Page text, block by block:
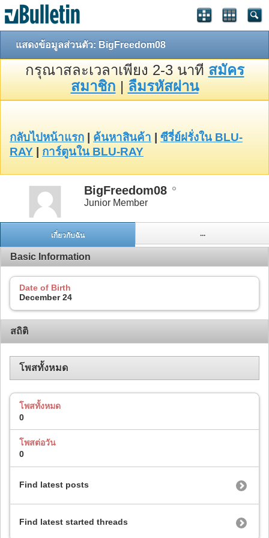
แสดงข้อมูลส่วนตัว: BigFreedom08
กรุณาสละเวลาเพียง 2-3 นาที สมัคร
สมาชิก | ลืมรหัสผ่าน
กลับไปหน้าแรก ค้นหาสินค้า
ซีรี่ย์ฝรั่งใน BLU-
RAY
การ์ตูนใน BLU-RAY
BigFreedom08
Junior Member
เกี่ยวกับฉัน ...
Basic Information
Date of Birth
December 24
สถิติ
โพสทั้งหมด
โพสทั้งหมด
0
โพสต่อวัน
0
Find latest posts
Find latest started threads